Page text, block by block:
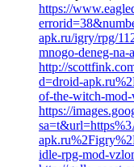
https://
apk.ru/igry/rpg/
mnogo-deneg-na-
http://
d=droid-
of-the-witch-
https://
idle-rpg-mod-